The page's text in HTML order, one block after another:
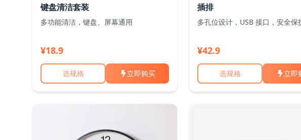
键盘清洁套装
多功能清洁，键盘、屏幕通用
¥18.9
选规格 立即购买
插排
多孔位设计，USB 接口，安全保
¥42.9
选规格 立即